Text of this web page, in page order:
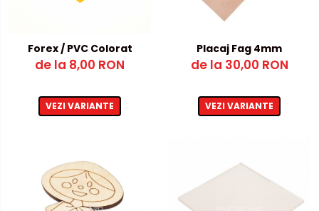
Forex / PVC Colorat
de la 8,00 RON
VEZI VARIANTE
Placaj Fag 4mm
de la 30,00 RON
VEZI VARIANTE